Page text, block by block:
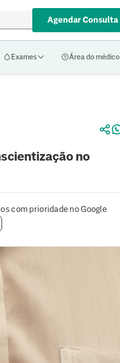
Agendar Consulta
Exames Área do médico
no
com prioridade no Google